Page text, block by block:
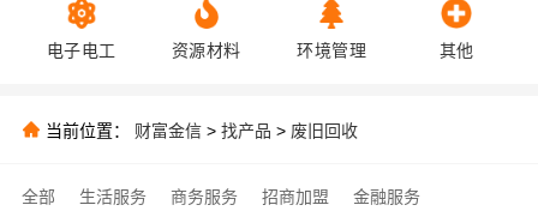
电子电工 资源材料 环境管理 其他
当前位置： 财富金信 > 找产品 > 废旧回收
全部 生活服务 商务服务 招商加盟
金融服务